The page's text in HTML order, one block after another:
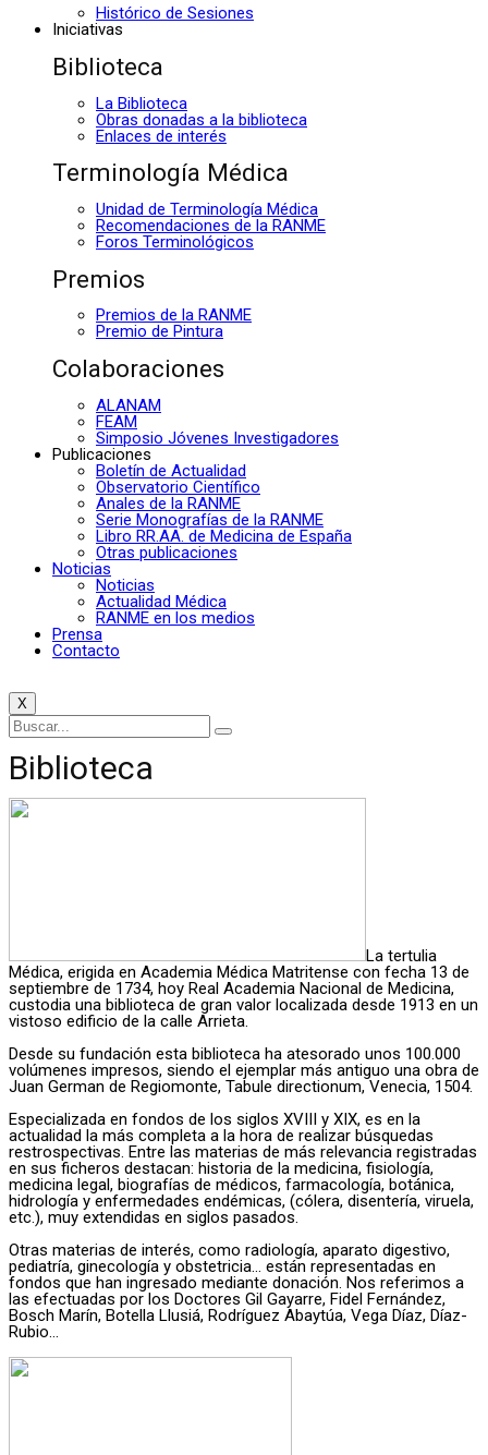
Histórico de Sesiones
Iniciativas
Biblioteca
La Biblioteca
Obras donadas a la biblioteca
Enlaces de interés
Terminología Médica
Unidad de Terminología Médica
Recomendaciones de la RANME
Foros Terminológicos
Premios
Premios de la RANME
Premio de Pintura
Colaboraciones
ALANAM
FEAM
Simposio Jóvenes Investigadores
Publicaciones
Boletín de Actualidad
Observatorio Científico
Anales de la RANME
Serie Monografías de la RANME
Libro RR.AA. de Medicina de España
Otras publicaciones
Noticias
Noticias
Actualidad Médica
RANME en los medios
Prensa
Contacto
X
Biblioteca
La tertulia
Médica, erigida en Academia Médica Matritense con fecha 13 de
septiembre de 1734, hoy Real Academia Nacional de Medicina,
custodia una biblioteca de gran valor localizada desde 1913 en un
vistoso edificio de la calle Arrieta.
Desde su fundación esta biblioteca ha atesorado unos 100.000
volúmenes impresos, siendo el ejemplar más antiguo una obra de
Juan German de Regiomonte, Tabule directionum, Venecia, 1504.
Especializada en fondos de los siglos XVIII y XIX, es en la
actualidad la más completa a la hora de realizar búsquedas
restrospectivas. Entre las materias de más relevancia registradas
en sus ficheros destacan: historia de la medicina, fisiología,
medicina legal, biografías de médicos, farmacología, botánica,
hidrología y enfermedades endémicas, (cólera, disentería, viruela,
etc.), muy extendidas en siglos pasados.
Otras materias de interés, como radiología, aparato digestivo,
pediatría, ginecología y obstetricia… están representadas en
fondos que han ingresado mediante donación. Nos referimos a
las efectuadas por los Doctores Gil Gayarre, Fidel Fernández,
Bosch Marín, Botella Llusiá, Rodríguez Abaytúa, Vega Díaz, Díaz-
Rubio…